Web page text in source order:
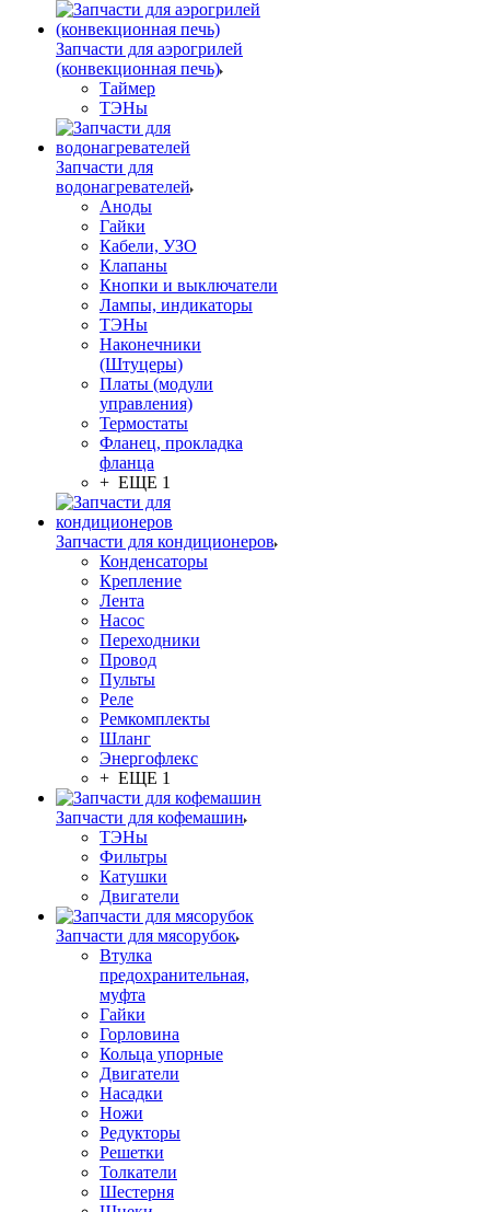
Запчасти для аэрогрилей
(конвекционная печь)
Таймер
ТЭНы
Запчасти для
водонагревателей
Аноды
Гайки
Кабели, УЗО
Клапаны
Кнопки и выключатели
Лампы, индикаторы
ТЭНы
Наконечники
(Штуцеры)
Платы (модули
управления)
Термостаты
Фланец, прокладка
фланца
+ ЕЩЕ 1
Запчасти для кондиционеров
Конденсаторы
Крепление
Лента
Насос
Переходники
Провод
Пульты
Реле
Ремкомплекты
Шланг
Энергофлекс
+ ЕЩЕ 1
Запчасти для кофемашин
ТЭНы
Фильтры
Катушки
Двигатели
Запчасти для мясорубок
Втулка
предохранительная,
муфта
Гайки
Горловина
Кольца упорные
Двигатели
Насадки
Ножи
Редукторы
Решетки
Толкатели
Шестерня